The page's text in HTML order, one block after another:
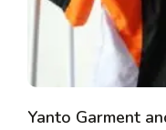
Yanto Garment